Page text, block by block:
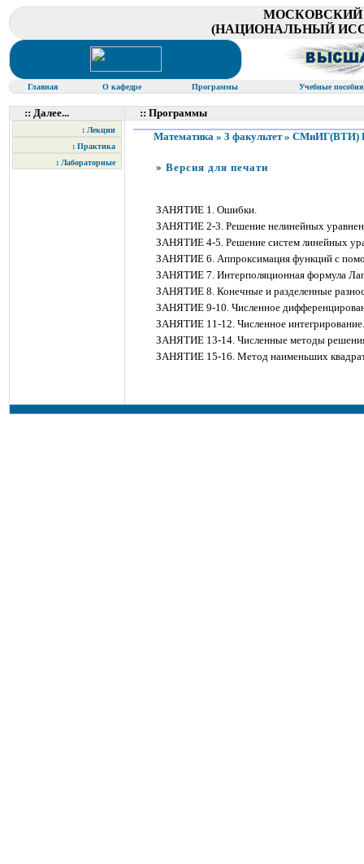
(НАЦИОНАЛЬНЫЙ
Главная О кафедре Программы Учебные
:: Далее... :: Программы
: Лекции
: Практика
: Лабораторные
Математика » 3 факультет » СМиИГ(ВТИ)
» Версия для печати
ЗАНЯТИЕ 1. Ошибки.
ЗАНЯТИЕ 2-3. Решение нелинейных
ЗАНЯТИЕ 4-5. Решение систем линейных
ЗАНЯТИЕ 6. Аппроксимация функций с
ЗАНЯТИЕ 7. Интерполяционная формула
ЗАНЯТИЕ 8. Конечные и разделенные
ЗАНЯТИЕ 9-10. Численное
ЗАНЯТИЕ 11-12. Численное интегрирование.
ЗАНЯТИЕ 13-14. Численные методы
ЗАНЯТИЕ 15-16. Метод наименьших